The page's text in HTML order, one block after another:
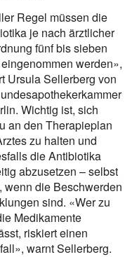
Regel müssen die
je nach ärztlicher
fünf bis sieben
werden»,
Ursula Sellerberg von
Wichtig ist, sich
an den Therapieplan
zu halten und
die Antibiotika
abzusetzen – selbst
wenn die Beschwerden
sind. «Wer zu
Medikamente
riskiert einen
warnt Sellerberg.